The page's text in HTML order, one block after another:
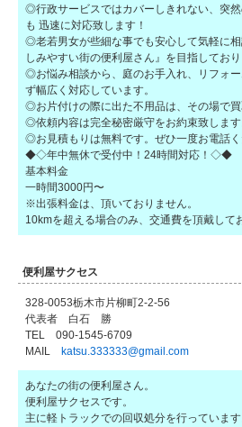
◎行政サービスではカバーしきれない、突
も 迅速に対応致します！
◎老若男女が些細な事でも安心して気軽に
しみやすい街の便利屋さん』を目指しており
◎お悩み相談から、庭のお手入れ、リフォ
ず幅広く対応しています。
◎お片付けの際に出た不用品は、その場で買
◎依頼内容は完全秘密厳守をお約束致します
◎お見積もりは無料です。ぜひ一度お電話
◆◇年中無休で受付中！24時間対応！◇◆
基本料金
一時間3000円〜
※出張料金は、頂いておりません。
10kmを超える場合のみ、交通費を頂戴して
便利屋サクセス
328-0053栃木市片柳町2-2-56
代表者 白石 勝
TEL 090-1545-6709
MAIL katsu.333333@gmail.com
あなたの街の便利屋さん。
便利屋サクセスです。
主に軽トラックでの回収処分を行っています